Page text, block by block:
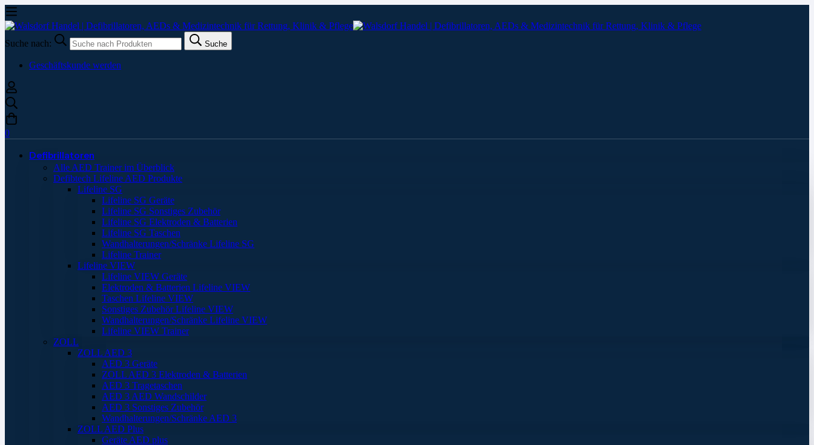
Suche nach: Suche
Geschäftskunde werden
0
Defibrillatoren
Alle AED Trainer im Überblick
Defibtech Lifeline AED Produkte
Lifeline SG
Lifeline SG Geräte
Lifeline SG Sonstiges Zubehör
Lifeline SG Elektroden & Batterien
Lifeline SG Taschen
Wandhalterungen/Schränke Lifeline SG
Lifeline Trainer
Lifeline VIEW
Lifeline VIEW Geräte
Elektroden & Batterien Lifeline VIEW
Taschen Lifeline VIEW
Sonstiges Zubehör Lifeline VIEW
Wandhalterungen/Schränke Lifeline VIEW
Lifeline VIEW Trainer
ZOLL
ZOLL AED 3
AED 3 Geräte
ZOLL AED 3 Elektroden & Batterien
AED 3 Tragetaschen
AED 3 AED Wandschilder
AED 3 Sonstiges Zubehör
Wandhalterungen/Schränke AED 3
ZOLL AED Plus
Geräte AED plus